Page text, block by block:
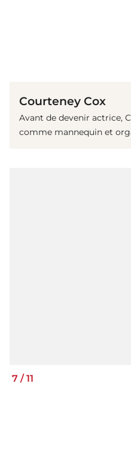
Courteney Cox
Avant de devenir actrice,
comme mannequin et
7 / 11